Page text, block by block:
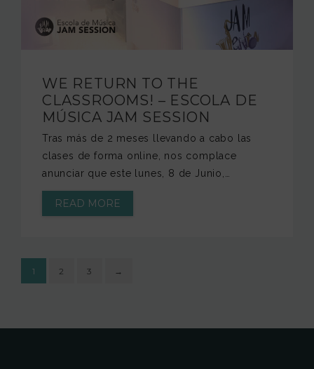
WE RETURN TO THE
CLASSROOMS! – ESCOLA DE
MÚSICA JAM SESSION
Tras más de 2 meses llevando a cabo las
clases de forma online, nos complace
anunciar que este lunes, 8 de Junio,…
READ MORE
1 2 3 →